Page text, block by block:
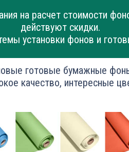
на расчет стоимости
действуют скидки.
установки фонов и
готовые бумажные
качество, интересные